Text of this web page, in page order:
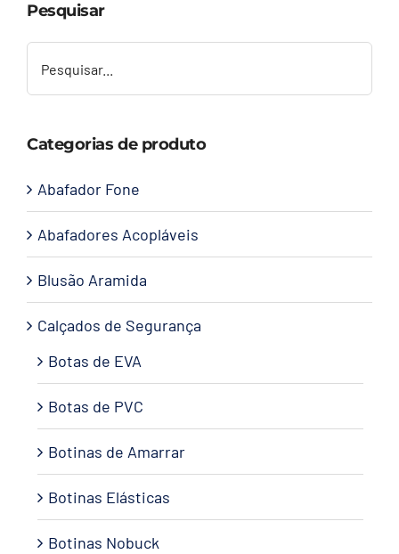
Contato
Pesquisar
Categorias de produto
Abafador Fone
Abafadores Acopláveis
Blusão Aramida
Calçados de Segurança
Botas de EVA
Botas de PVC
Botinas de Amarrar
Botinas Elásticas
Botinas Nobuck